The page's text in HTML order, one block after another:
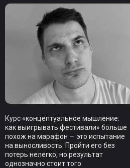
Курс «концептуальное мышление:
как выигрывать фестивали» больше
похож на марафон — это испытание
на выносливость. Пройти его без
потерь нелегко, но результат
однозначно стоит того.